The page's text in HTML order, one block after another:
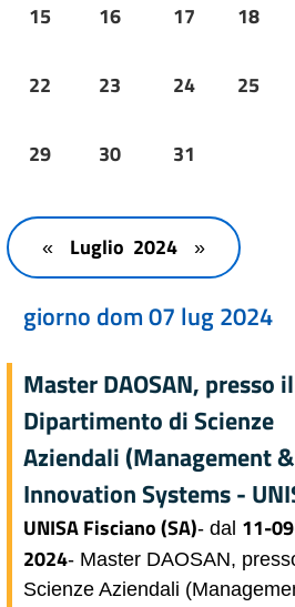
15 16 17 18
22 23 24 25
29 30 31
« Luglio 2024 »
giorno dom 07 lug 2024
Master DAOSAN, presso il
Dipartimento di Scienze
Aziendali (Management &
Innovation Systems -
UNISA Fisciano (SA)- dal 11-
2024- Master DAOSAN,
Scienze Aziendali